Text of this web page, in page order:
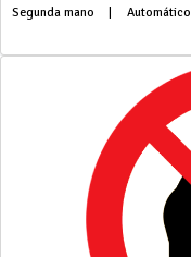
Segunda mano Automático